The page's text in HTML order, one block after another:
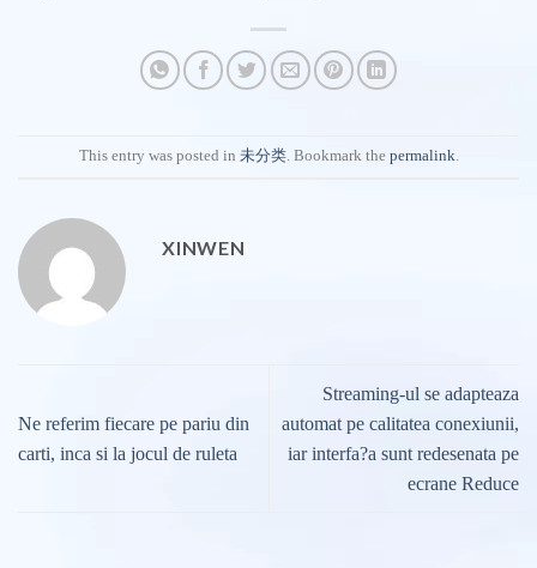
This entry was posted in 未分类. Bookmark the permalink.
XINWEN
Ne referim fiecare pe pariu din
carti, inca si la jocul de ruleta
Streaming-ul se adapteaza
automat pe calitatea conexiunii,
iar interfa?a sunt redesenata pe
ecrane Reduce